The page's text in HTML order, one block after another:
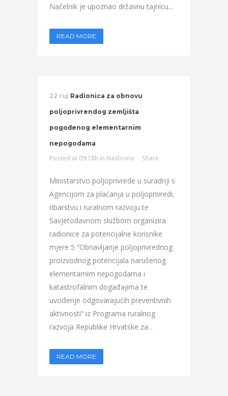
Načelnik je upoznao državnu tajnicu...
READ MORE
22 ruj Radionica za obnovu
poljoprivrendog zemljišta
pogođenog elementarnim
nepogodama
Posted at 09:18h in Naslovna Share
Ministarstvo poljoprivrede u suradnji s
Agencijom za plaćanja u poljoprivredi,
ribarstvu i ruralnom razvoju te
Savjetodavnom službom organizira
radionice za potencijalne korisnike
mjere 5 “Obnavljanje poljoprivrednog
proizvodnog potencijala narušenog
elementarnim nepogodama i
katastrofalnim događajima te
uvođenje odgovarajućih preventivnih
aktivnosti” iz Programa ruralnog
razvoja Republike Hrvatske za...
READ MORE